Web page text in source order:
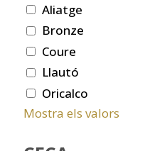
Aliatge
Bronze
Coure
Llautó
Oricalco
Mostra els valors